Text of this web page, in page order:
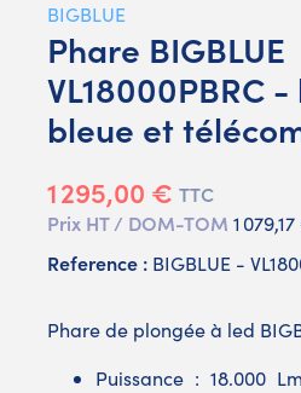
BIGBLUE
Phare BIGBLUE
VL18000PBRC
bleue et
1 295,00 € TTC
Prix HT / DOM-TOM 1
Reference : BIGBLUE -
Phare de plongée à led
Puissance : 18.000